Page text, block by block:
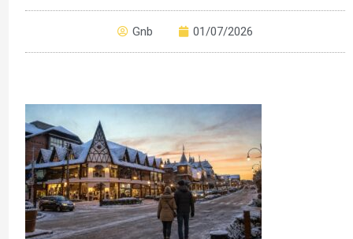
Gnb 01/07/2026